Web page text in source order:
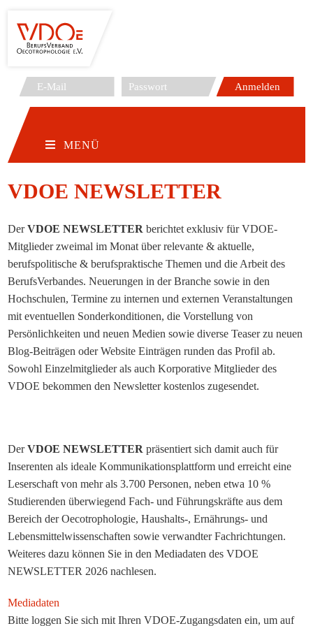
Inhalt
springen
MENÜ
VDOE NEWSLETTER
DerVDOE NEWSLETTERberichtet exklusiv für VDOE-
Mitglieder zweimal im Monat über relevante & aktuelle,
berufspolitische & berufspraktische Themen und die Arbeit des
BerufsVerbandes. Neuerungen in der Branche sowie in den
Hochschulen, Termine zu internen und externen Veranstaltungen
mit eventuellen Sonderkonditionen, die Vorstellung von
Persönlichkeiten und neuen Medien sowie diverse Teaser zu neuen
Blog-Beiträgen oder Website Einträgen runden das Profil ab.
Sowohl Einzelmitglieder als auch Korporative Mitglieder des
VDOE bekommen den Newsletter kostenlos zugesendet.
DerVDOE NEWSLETTER präsentiert sich damit auch für
Inserenten als ideale Kommunikationsplattform und erreicht eine
Leserschaft von mehr als 3.700 Personen, neben etwa 10 %
Studierenden überwiegend Fach- und Führungskräfte aus dem
Bereich der Oecotrophologie, Haushalts-, Ernährungs- und
Lebensmittelwissenschaften sowie verwandter Fachrichtungen.
Weiteres dazu können Sie in den Mediadaten des VDOE
NEWSLETTER 2026 nachlesen.
Mediadaten
Bitte loggen Sie sich mit Ihren VDOE-Zugangsdaten ein, um auf